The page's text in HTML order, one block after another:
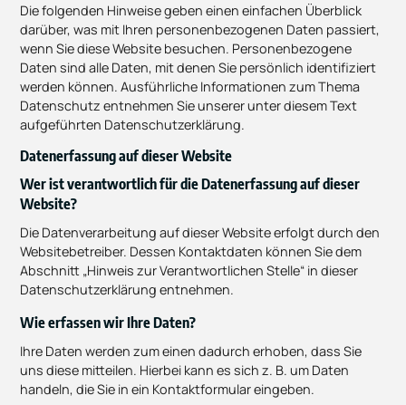
Die folgenden Hinweise geben einen einfachen Überblick
darüber, was mit Ihren personenbezogenen Daten passiert,
wenn Sie diese Website besuchen. Personenbezogene
Daten sind alle Daten, mit denen Sie persönlich identifiziert
werden können. Ausführliche Informationen zum Thema
Datenschutz entnehmen Sie unserer unter diesem Text
aufgeführten Datenschutzerklärung.
Datenerfassung auf dieser Website
Wer ist verantwortlich für die Datenerfassung auf dieser
Website?
Die Datenverarbeitung auf dieser Website erfolgt durch den
Websitebetreiber. Dessen Kontaktdaten können Sie dem
Abschnitt „Hinweis zur Verantwortlichen Stelle“ in dieser
Datenschutzerklärung entnehmen.
Wie erfassen wir Ihre Daten?
Ihre Daten werden zum einen dadurch erhoben, dass Sie
uns diese mitteilen. Hierbei kann es sich z. B. um Daten
handeln, die Sie in ein Kontaktformular eingeben.